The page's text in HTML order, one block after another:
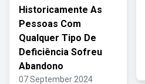
Historicamente As
Pessoas Com
Qualquer Tipo De
Deficiência Sofreu
Abandono
07 September 2024